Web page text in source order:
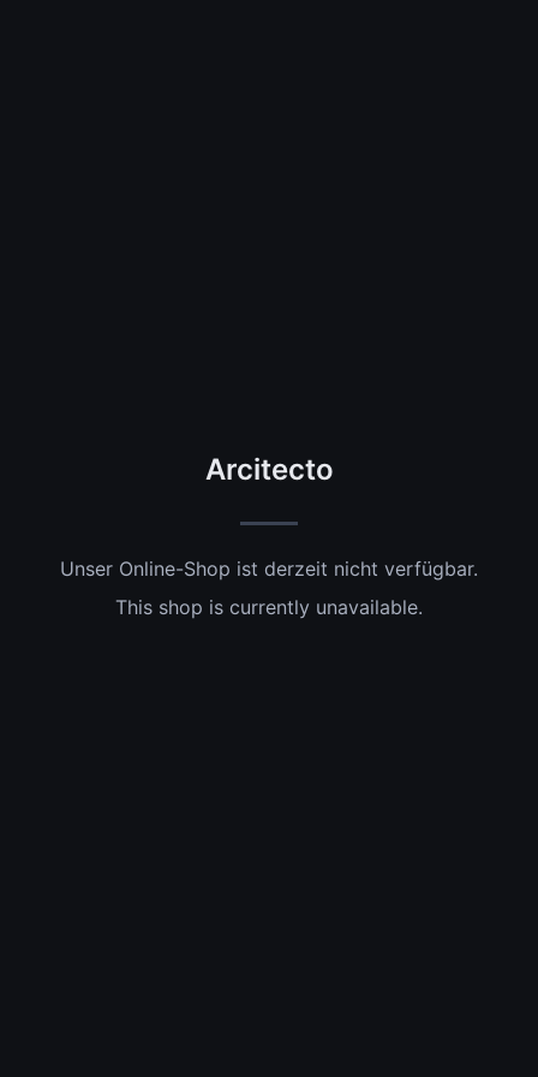
Arcitecto
Unser Online-Shop ist derzeit nicht verfügbar.
This shop is currently unavailable.